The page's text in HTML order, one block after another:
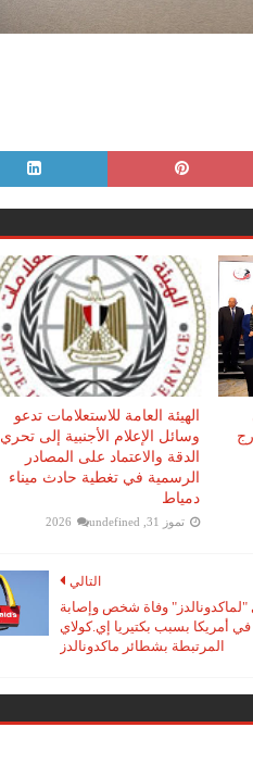
الهيئة العامة للاستعلامات تدعو
وسائل الإعلام الأجنبية إلى تحري
الدقة والاعتماد على المصادر
الرسمية في تغطية حادث ميناء
دمياط
تموز 31, 2026 undefined
التالي
وفاة شخص وإصابة
أمريكا بسبب بكتيريا إي.كولاي
المرتبطة بشطائر ماكدونالدز